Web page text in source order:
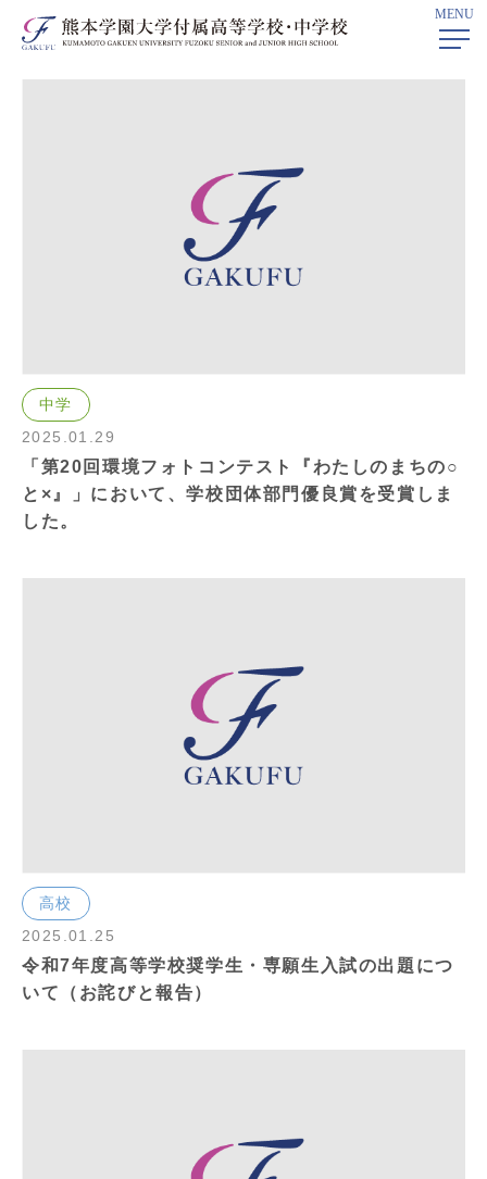
MENU
ホーム > 学校ニュース
中学
2025.01.29
「第20回環境フォトコンテスト『わたしのまちの○
と×』」において、学校団体部門優良賞を受賞しま
した。
高校
2025.01.25
令和7年度高等学校奨学生・専願生入試の出題につ
いて（お詫びと報告）